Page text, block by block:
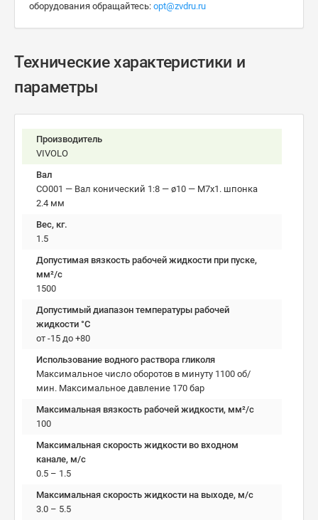
оборудования обращайтесь: opt@zvdru.ru
Технические характеристики и
параметры
Производитель
VIVOLO
Вал
CO001 — Вал конический 1:8 — ø10 — М7x1. шпонка
2.4 мм
Вес, кг.
1.5
Допустимая вязкость рабочей жидкости при пуске,
мм²/c
1500
Допустимый диапазон температуры рабочей
жидкости °C
от -15 до +80
Использование водного раствора гликоля
Максимальное число оборотов в минуту 1100 об/
мин. Максимальное давление 170 бар
Максимальная вязкость рабочей жидкости, мм²/c
100
Максимальная скорость жидкости во входном
канале, м/с
0.5 – 1.5
Максимальная скорость жидкости на выходе, м/с
3.0 – 5.5